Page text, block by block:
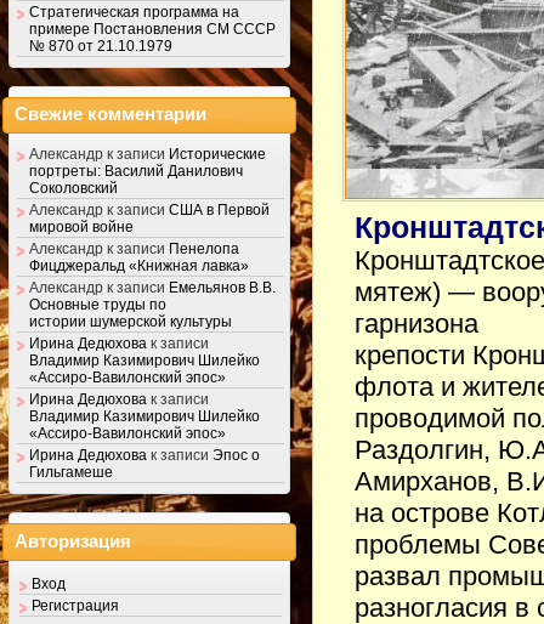
мятеж) —
гарнизона
крепости
флота и
проводимой
Раздолгин,
Амирханов,
на острове
проблемы
развал
разногласия
Стратегическая программа на
примере Постановления СМ СССР
№ 870 от 21.10.1979
Свежие комментарии
Александр к записи Исторические
портреты: Василий Данилович
Соколовский
Александр к записи США в Первой
мировой войне
Александр к записи Пенелопа
Фицджеральд «Книжная лавка»
Александр к записи Емельянов В.В.
Основные труды по
истории шумерской культуры
Ирина Дедюхова к записи
Владимир Казимирович Шилейко
«Ассиро-Вавилонский эпос»
Ирина Дедюхова к записи
Владимир Казимирович Шилейко
«Ассиро-Вавилонский эпос»
Ирина Дедюхова к записи Эпос о
Гильгамеше
Авторизация
Вход
Регистрация